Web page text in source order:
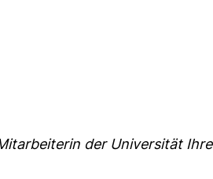
der Universität Ihre